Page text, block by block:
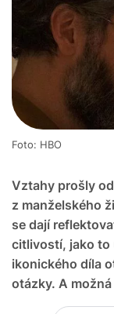
Vztahy prošly
z manželského
se dají
citlivostí, jako to
ikonického díla
otázky. A
Foto: HBO